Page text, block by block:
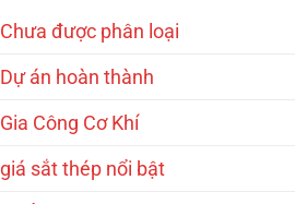
Chưa được phân loại
Dự án hoàn thành
Gia Công Cơ Khí
giá sắt thép nổi bật